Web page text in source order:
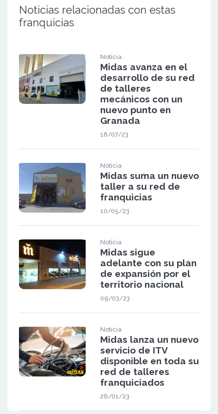
Noticias relacionadas con estas
franquicias
Noticia
Midas avanza en el
desarrollo de su red
de talleres
mecánicos con un
nuevo punto en
Granada
18/07/23
Noticia
Midas suma un nuevo
taller a su red de
franquicias
10/05/23
Noticia
Midas sigue
adelante con su plan
de expansión por el
territorio nacional
09/03/23
Noticia
Midas lanza un nuevo
servicio de ITV
disponible en toda su
red de talleres
franquiciados
26/01/23